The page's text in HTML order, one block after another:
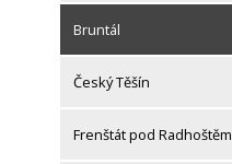
Bruntál
Český Těšín
Frenštát pod Radhoštěm